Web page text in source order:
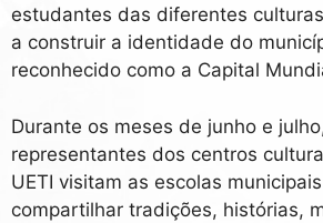
estudantes das diferentes
a construir a identidade do
reconhecido como a Capital
Durante os meses de junho e
representantes dos centros
UETI visitam as escolas
compartilhar tradições, histórias,